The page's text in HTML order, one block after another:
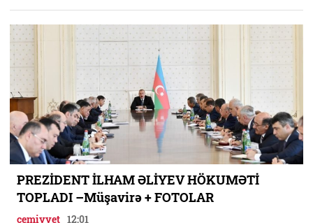
PREZİDENT İLHAM ƏLİYEV HÖKUMƏTİ
TOPLADI –Müşavirə + FOTOLAR
cemiyyet 12:01